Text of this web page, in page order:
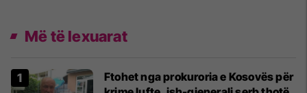
Më të lexuarat
Ftohet nga prokuroria e Kosovës për